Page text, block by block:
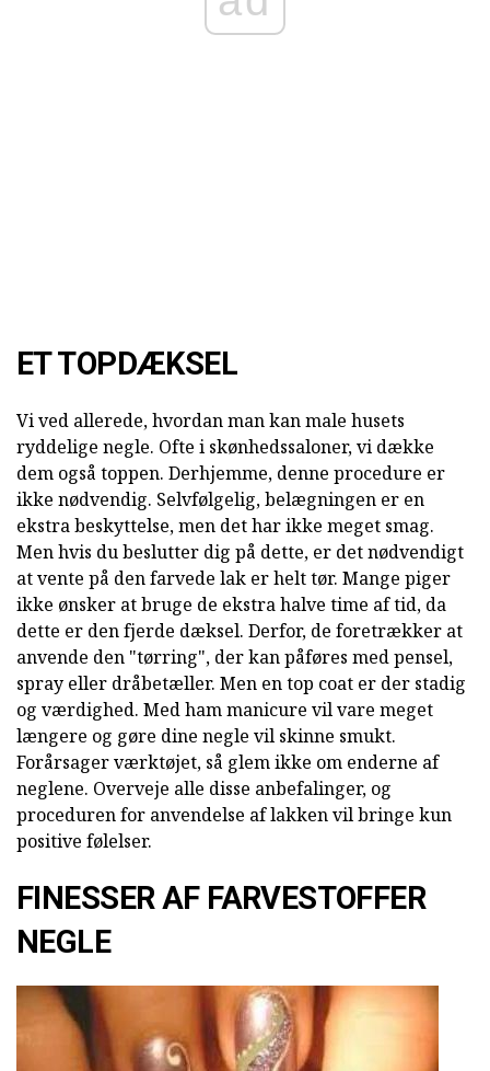
ET TOPDÆKSEL
Vi ved allerede, hvordan man kan male husets
ryddelige negle. Ofte i skønhedssaloner, vi dække
dem også toppen. Derhjemme, denne procedure er
ikke nødvendig. Selvfølgelig, belægningen er en
ekstra beskyttelse, men det har ikke meget smag.
Men hvis du beslutter dig på dette, er det nødvendigt
at vente på den farvede lak er helt tør. Mange piger
ikke ønsker at bruge de ekstra halve time af tid, da
dette er den fjerde dæksel. Derfor, de foretrækker at
anvende den "tørring", der kan påføres med pensel,
spray eller dråbetæller. Men en top coat er der stadig
og værdighed. Med ham manicure vil vare meget
længere og gøre dine negle vil skinne smukt.
Forårsager værktøjet, så glem ikke om enderne af
neglene. Overveje alle disse anbefalinger, og
proceduren for anvendelse af lakken vil bringe kun
positive følelser.
FINESSER AF FARVESTOFFER
NEGLE